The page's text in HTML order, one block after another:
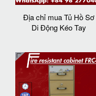
Địa chỉ mua Tủ Hồ Sơ
Di Động Kéo Tay